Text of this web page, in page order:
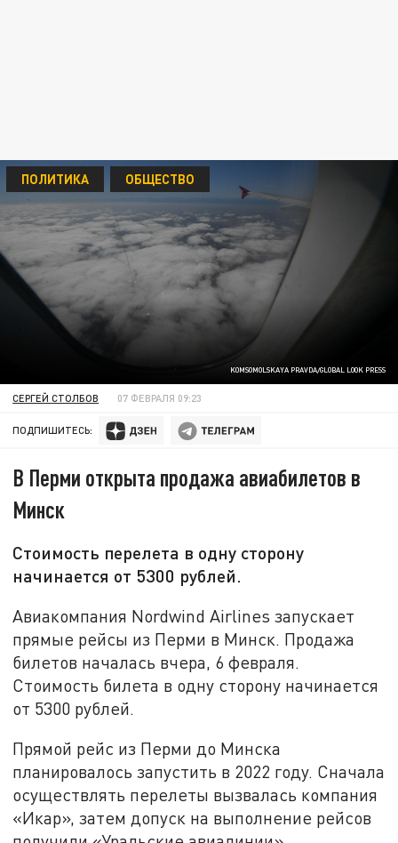
KOMSOMOLSKAYA PRAVDA/GLOBAL LOOK PRESS
ПОЛИТИКА ОБЩЕСТВО
СЕРГЕЙ СТОЛБОВ 07 ФЕВРАЛЯ 09:23
ПОДПИШИТЕСЬ:
В Перми открыта продажа авиабилетов в
Минск
Стоимость перелета в одну сторону
начинается от 5300 рублей.
Авиакомпания Nordwind Airlines запускает
прямые рейсы из Перми в Минск. Продажа
билетов началась вчера, 6 февраля.
Стоимость билета в одну сторону начинается
от 5300 рублей.
Прямой рейс из Перми до Минска
планировалось запустить в 2022 году. Сначала
осуществлять перелеты вызвалась компания
«Икар», затем допуск на выполнение рейсов